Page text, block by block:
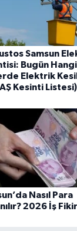
Samsun
Bugün Hangi
Elektrik
Kesinti Listesi)
Nasıl Para
2026 İş